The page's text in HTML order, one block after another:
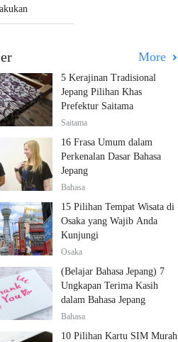
More
5 Kerajinan Tradisional
Jepang Pilihan Khas
Prefektur Saitama
Saitama
16 Frasa Umum dalam
Perkenalan Dasar Bahasa
Jepang
Bahasa
15 Pilihan Tempat Wisata di
Osaka yang Wajib Anda
Kunjungi
Osaka
(Belajar Bahasa Jepang) 7
Ungkapan Terima Kasih
dalam Bahasa Jepang
Bahasa
10 Pilihan Kartu SIM Murah